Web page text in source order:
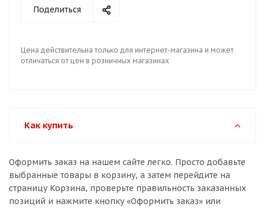
Поделиться
Цена действительна только для интернет-магазина и может
отличаться от цен в розничных магазинах
Как купить
Оформить заказ на нашем сайте легко. Просто добавьте
выбранные товары в корзину, а затем перейдите на
страницу Корзина, проверьте правильность заказанных
позиций и нажмите кнопку «Оформить заказ» или